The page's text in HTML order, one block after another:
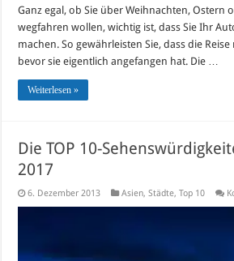
Ganz egal, ob Sie über Weihnachten, Ostern
wegfahren wollen, wichtig ist, dass Sie Ihr
machen. So gewährleisten Sie, dass die
bevor sie eigentlich angefangen hat. Die …
Weiterlesen »
Die TOP 10-
2017
6. Dezember 2013 Asien,Städte,Top 10